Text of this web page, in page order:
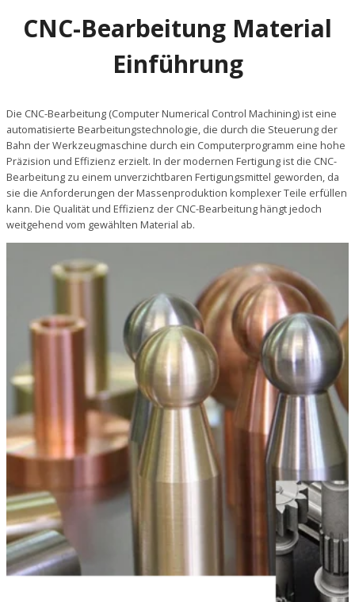
CNC-Bearbeitung Material
Einführung
Die CNC-Bearbeitung (Computer Numerical Control Machining) ist eine
automatisierte Bearbeitungstechnologie, die durch die Steuerung der
Bahn der Werkzeugmaschine durch ein Computerprogramm eine hohe
Präzision und Effizienz erzielt. In der modernen Fertigung ist die CNC-
Bearbeitung zu einem unverzichtbaren Fertigungsmittel geworden, da
sie die Anforderungen der Massenproduktion komplexer Teile erfüllen
kann. Die Qualität und Effizienz der CNC-Bearbeitung hängt jedoch
weitgehend vom gewählten Material ab.